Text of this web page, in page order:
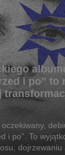
i po” to
oczekiwany,
i po”. To